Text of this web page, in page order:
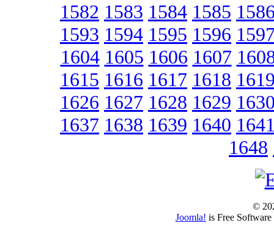
1582 1583 1584 1585
1593 1594 1595 1596
1604 1605 1606 1607
1615 1616 1617 1618
1626 1627 1628 1629
1637 1638 1639 1640
1648
©
Joomla! is Free